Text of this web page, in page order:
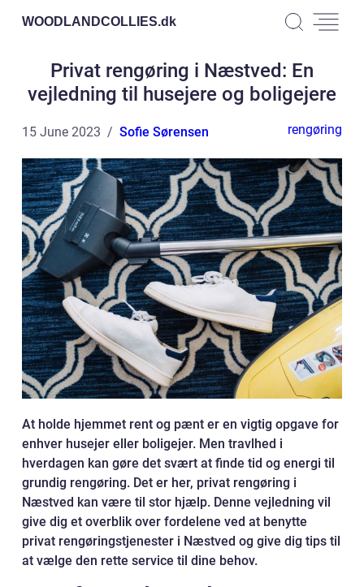
WOODLANDCOLLIES.dk
Privat rengøring i Næstved: En
vejledning til husejere og boligejere
15 June 2023 Sofie Sørensen rengøring
At holde hjemmet rent og pænt er en vigtig opgave for
enhver husejer eller boligejer. Men travlhed i
hverdagen kan gøre det svært at finde tid og energi til
grundig rengøring. Det er her, privat rengøring i
Næstved kan være til stor hjælp. Denne vejledning vil
give dig et overblik over fordelene ved at benytte
privat rengøringstjenester i Næstved og give dig tips til
at vælge den rette service til dine behov.